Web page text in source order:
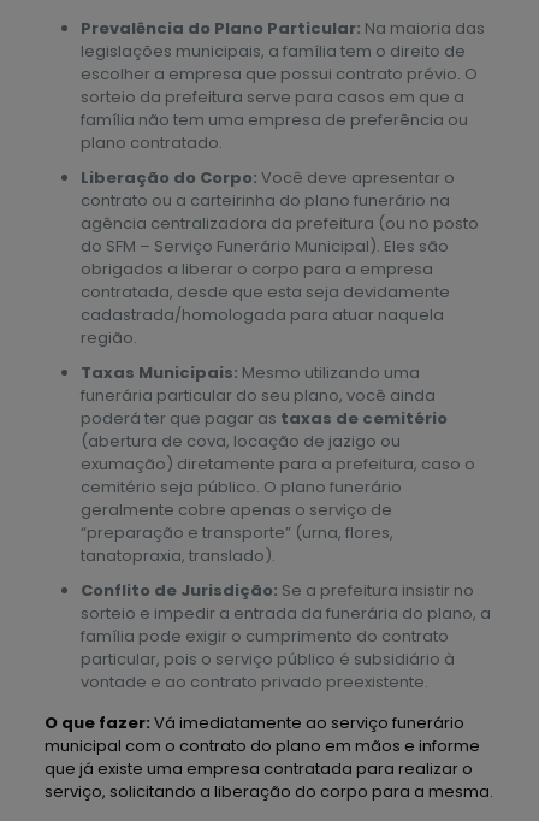
Prevalência do Plano Particular: Na maioria das
legislações municipais, a família tem o direito de
escolher a empresa que possui contrato prévio. O
sorteio da prefeitura serve para casos em que a
família não tem uma empresa de preferência ou
plano contratado.
Liberação do Corpo: Você deve apresentar o
contrato ou a carteirinha do plano funerário na
agência centralizadora da prefeitura (ou no posto
do SFM – Serviço Funerário Municipal). Eles são
obrigados a liberar o corpo para a empresa
contratada, desde que esta seja devidamente
cadastrada/homologada para atuar naquela
região.
Taxas Municipais: Mesmo utilizando uma
funerária particular do seu plano, você ainda
poderá ter que pagar as taxas de cemitério
(abertura de cova, locação de jazigo ou
exumação) diretamente para a prefeitura, caso o
cemitério seja público. O plano funerário
geralmente cobre apenas o serviço de
“preparação e transporte” (urna, flores,
tanatopraxia, translado).
Conflito de Jurisdição: Se a prefeitura insistir no
sorteio e impedir a entrada da funerária do plano, a
família pode exigir o cumprimento do contrato
particular, pois o serviço público é subsidiário à
vontade e ao contrato privado preexistente.
O que fazer: Vá imediatamente ao serviço funerário
municipal com o contrato do plano em mãos e informe
que já existe uma empresa contratada para realizar o
serviço, solicitando a liberação do corpo para a mesma.